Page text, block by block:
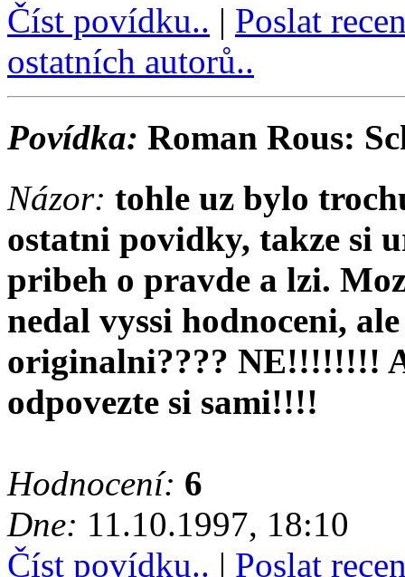
Číst povídku.. | Poslat
ostatních autorů..
Povídka: Roman Rous:
Názor: tohle uz bylo
ostatni povidky, takze si
pribeh o pravde a lzi.
nedal vyssi hodnoceni,
originalni???? NE!!!!!!!!
odpovezte si sami!!!!
Hodnocení: 6
Dne: 11.10.1997, 18:10
Číst povídku.. | Poslat